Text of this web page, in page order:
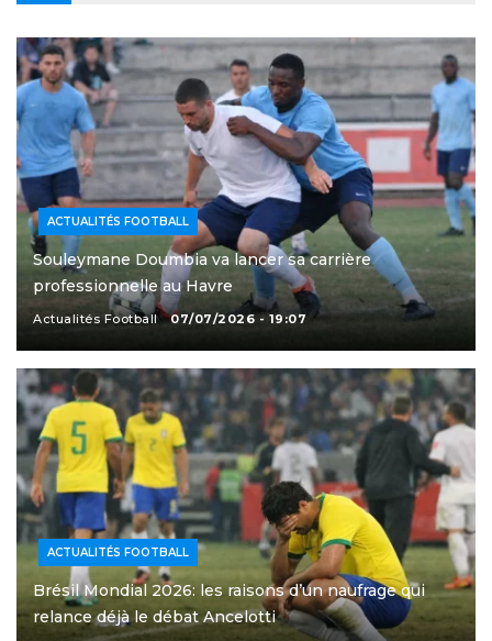
ACTUALITÉS FOOTBALL
Souleymane Doumbia va lancer sa carrière
professionnelle au Havre
Actualités Football 07/07/2026 - 19:07
ACTUALITÉS FOOTBALL
Brésil Mondial 2026: les raisons d’un naufrage qui
relance déjà le débat Ancelotti